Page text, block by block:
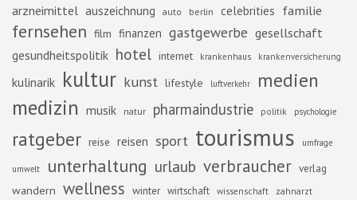
arzneimittel auszeichnung auto berlin celebrities familie
fernsehen film finanzen gastgewerbe gesellschaft
gesundheitspolitik hotel internet krankenhaus krankenversicherung
kulinarik kultur kunst lifestyle luftverkehr medien
medizin musik natur pharmaindustrie politik psychologie
ratgeber reise reisen sport tourismus umfrage
umwelt unterhaltung urlaub verbraucher verlag
wandern wellness winter wirtschaft wissenschaft zahnarzt